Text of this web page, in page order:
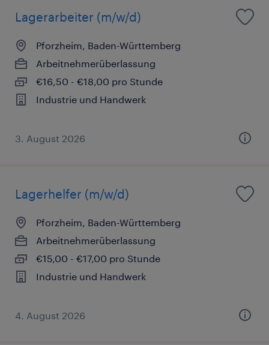
Lagerarbeiter (m/w/d)
Pforzheim, Baden-Württemberg
Arbeitnehmerüberlassung
€16,50 - €18,00 pro Stunde
Industrie und Handwerk
3. August 2026
Lagerhelfer (m/w/d)
Pforzheim, Baden-Württemberg
Arbeitnehmerüberlassung
€15,00 - €17,00 pro Stunde
Industrie und Handwerk
4. August 2026